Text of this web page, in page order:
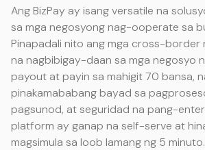
Ang BizPay ay isang versatile na
sa mga negosyong nag-ooperate sa
Pinapadali nito ang mga cross-border
na nagbibigay-daan sa mga negosyo
payout at payin sa mahigit 70 bansa,
pinakamababang bayad sa
pagsunod, at seguridad na pang-
platform ay ganap na self-serve at
magsimula sa loob lamang ng 5